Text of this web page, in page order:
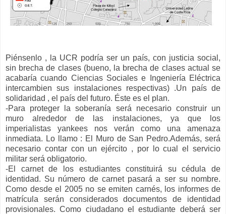
Piénsenlo , la UCR podría ser un país, con justicia social,
sin brecha de clases (bueno, la brecha de clases actual se
acabaría cuando Ciencias Sociales e Ingeniería Eléctrica
intercambien sus instalaciones respectivas) .Un país de
solidaridad , el país del futuro. Éste es el plan.
-Para proteger la soberanía será necesario construir un
muro alrededor de las instalaciones, ya que los
imperialistas yankees nos verán como una amenaza
inmediata. Lo llamo : El Muro de San Pedro.Además, será
necesario contar con un ejército , por lo cual el servicio
militar será obligatorio.
-El carnet de los estudiantes constituirá su cédula de
identidad. Su número de carnet pasará a ser su nombre.
Como desde el 2005 no se emiten carnés, los informes de
matrícula serán considerados documentos de identidad
provisionales. Como ciudadano el estudiante deberá ser